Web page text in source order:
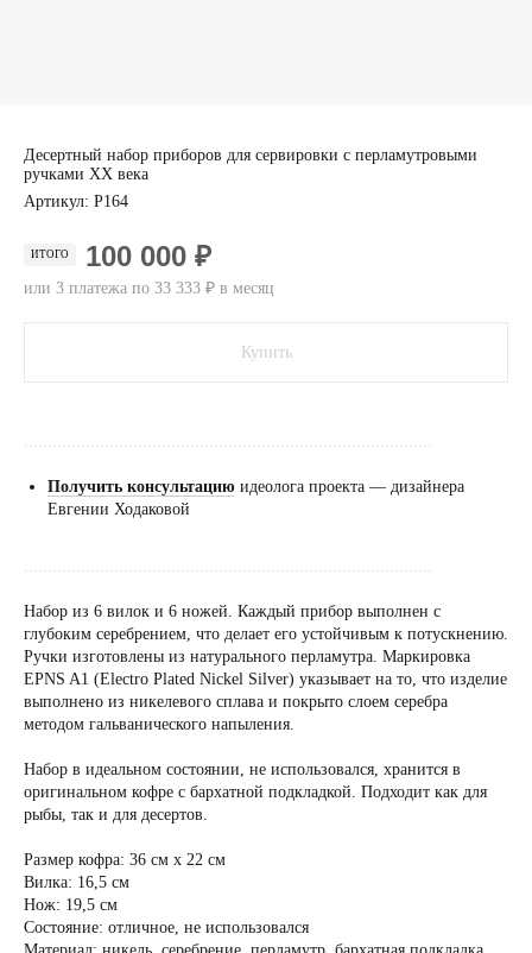
Десертный набор приборов для сервировки с перламутровыми
ручками XX века
Артикул: P164
ИТОГО 100 000 ₽
или 3 платежа по 33 333 ₽ в месяц
Купить
......................................................................................
Получить консультацию идеолога проекта — дизайнера
Евгении Ходаковой
......................................................................................
Набор из 6 вилок и 6 ножей. Каждый прибор выполнен с
глубоким серебрением, что делает его устойчивым к потускнению.
Ручки изготовлены из натурального перламутра. Маркировка
EPNS A1 (Electro Plated Nickel Silver) указывает на то, что изделие
выполнено из никелевого сплава и покрыто слоем серебра
методом гальванического напыления.
Набор в идеальном состоянии, не использовался, хранится в
оригинальном кофре с бархатной подкладкой. Подходит как для
рыбы, так и для десертов.
Размер кофра: 36 см х 22 см
Вилка: 16,5 см
Нож: 19,5 см
Состояние: отличное, не использовался